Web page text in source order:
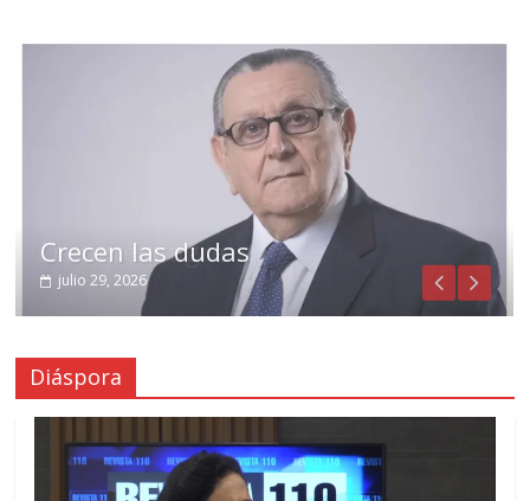
Crecen las dudas
julio 29, 2026
Diáspora